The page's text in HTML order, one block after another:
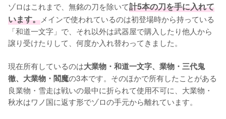
2 三代鬼徹
3 秋水
2 三代鬼徹
3 雪走
2 普通の刀
3 普通の刀
ゾロはこれまで、無銘の刀を除いて計5本の刀を手に入れて
います。メインで使われているのは初登場時から持っている
「和道一文字」で、それ以外は武器屋で購入したり他人から
譲り受けたりして、何度か入れ替わってきました。
現在所有しているのは大業物・和道一文字、業物・三代鬼
徹、大業物・閻魔の3本です。そのほかで所有したことがある
良業物・雪走は戦いの最中に折られて使用不可に、大業物・
秋水はワノ国に返す形でゾロの手元から離れています。